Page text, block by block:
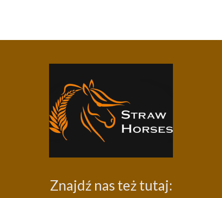
Znajdź nas też tutaj: